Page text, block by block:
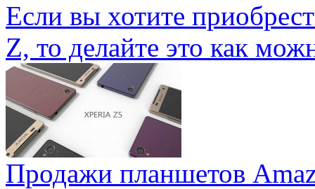
Если вы хотите
Z, то делайте это как
Продажи планшетов